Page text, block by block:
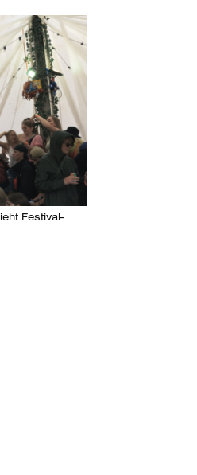
Festival-